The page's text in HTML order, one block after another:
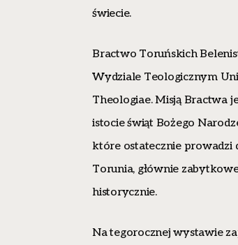
świecie.
Bractwo Toruńskich
Wydziale Teologicznym
Theologiae. Misją Bractwa
istocie świąt Bożego
które ostatecznie prowadzi
Torunia, głównie
historycznie.
Na tegorocznej wystawie